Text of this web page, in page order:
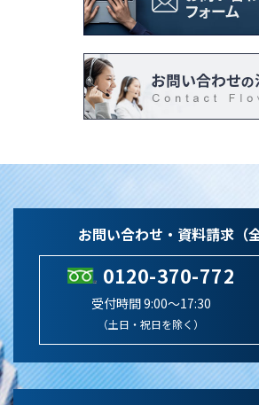
お問い合わせ・資料請求（
0120-370-772
受付時間 9:00～17:30
（土日・祝日を除く）